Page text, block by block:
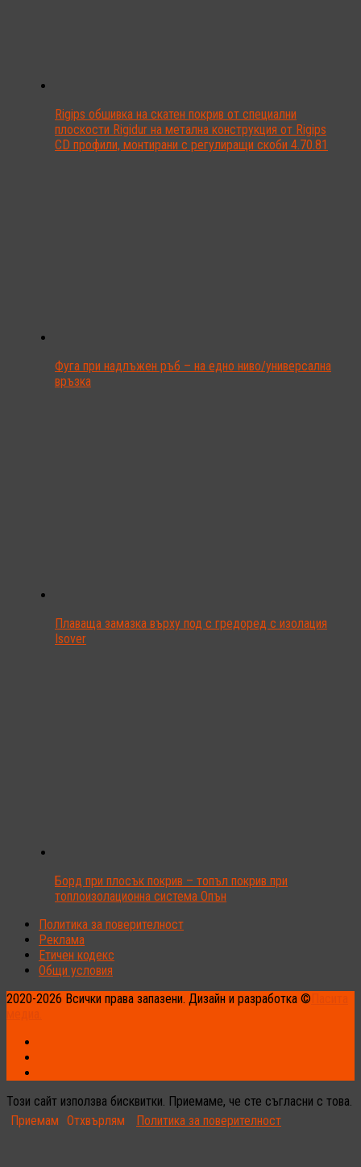
Rigips обшивка на скатен покрив от специални
плоскости Rigidur на метална конструкция от Rigips
CD профили, монтирани с регулиращи скоби 4.70.81
Фуга при надлъжен ръб – на едно ниво/универсална
връзка
Плаваща замазка върху под с гредоред с изолация
Isover
Борд при плосък покрив – топъл покрив при
топлоизолационна система Опън
Политика за поверителност
Реклама
Етичен кодекс
Общи условия
2020-2026 Всички права запазени. Дизайн и разработка ©
Този сайт използва бисквитки. Приемаме, че сте съгласни с това.
Приемам Отхвърлям Политика за поверителност